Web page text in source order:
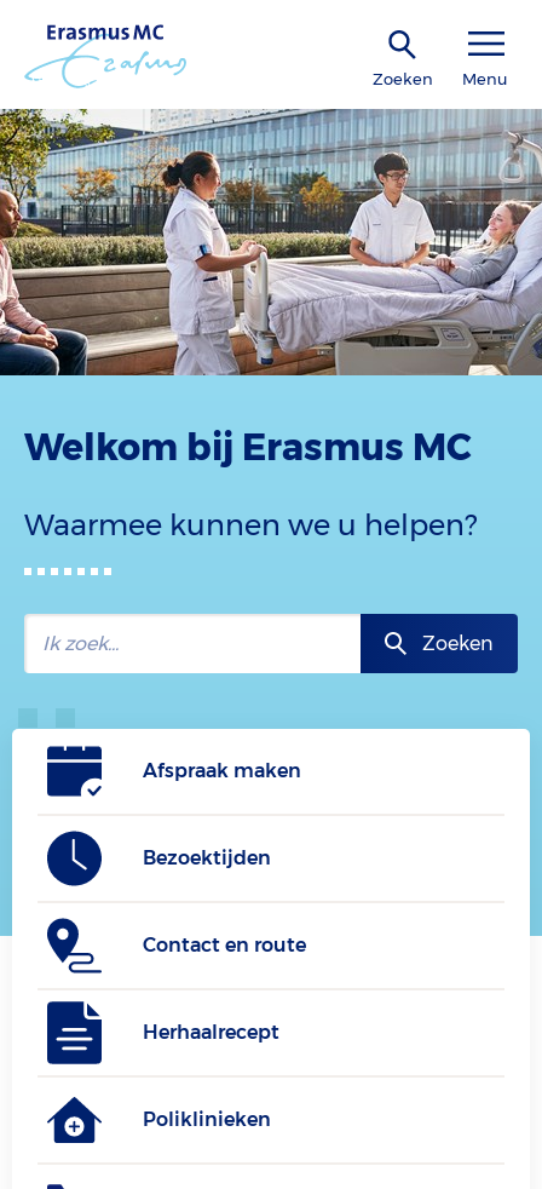
Zoeken Menu
Welkom bij Erasmus MC
Waarmee kunnen we u helpen?
Zoeken
Afspraak maken
Bezoektijden
Contact en route
Herhaalrecept
Poliklinieken